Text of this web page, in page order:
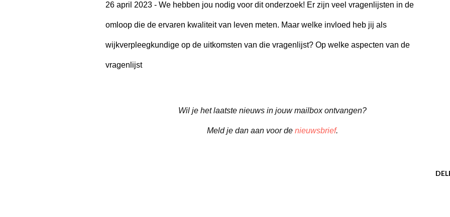
26 april 2023 - We hebben jou nodig voor dit onderzoek! Er zijn veel vragenlijsten in de
omloop die de ervaren kwaliteit van leven meten. Maar welke invloed heb jij als
wijkverpleegkundige op de uitkomsten van die vragenlijst? Op welke aspecten van de
vragenlijst
Wil je het laatste nieuws in jouw mailbox ontvangen?
Meld je dan aan voor de nieuwsbrief.